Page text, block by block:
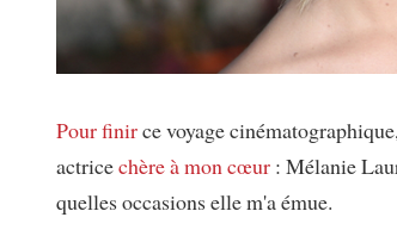
Pour finirce voyage
actricechère à mon cœur : Mélanie
quelles occasions elle m'a émue.